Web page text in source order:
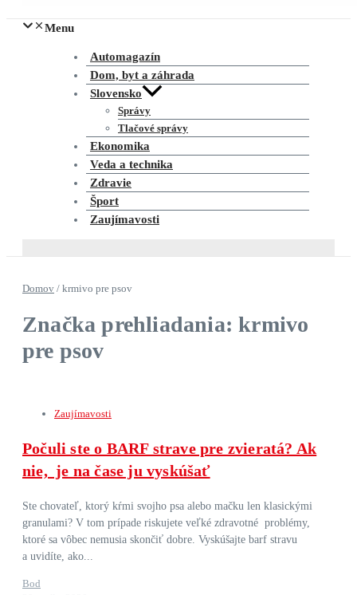
Menu
Automagazín
Dom, byt a záhrada
Slovensko
Správy
Tlačové správy
Ekonomika
Veda a technika
Zdravie
Šport
Zaujímavosti
Domov / krmivo pre psov
Značka prehliadania: krmivo
pre psov
Zaujímavosti
Počuli ste o BARF strave pre zvieratá? Ak
nie, je na čase ju vyskúšať
Ste chovateľ, ktorý kŕmi svojho psa alebo mačku len klasickými
granulami? V tom prípade riskujete veľké zdravotné problémy,
ktoré sa vôbec nemusia skončiť dobre. Vyskúšajte barf stravu
a uvidíte, ako...
Bod